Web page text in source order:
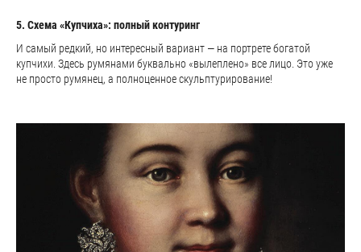
5. Схема «Купчиха»: полный контуринг
И самый редкий, но интересный вариант — на портрете богатой
купчихи. Здесь румянами буквально «вылеплено» все лицо. Это уже
не просто румянец, а полноценное скульптурирование!